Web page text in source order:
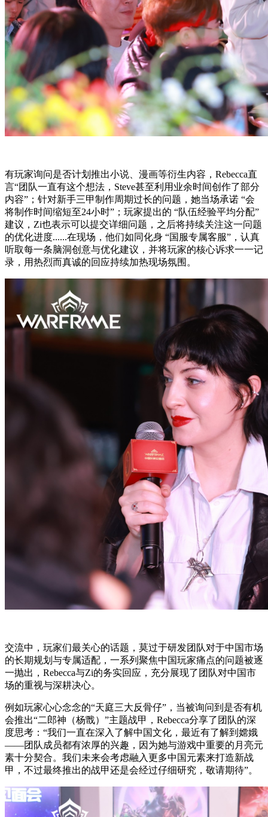
有玩家询问是否计划推出小说、漫画等衍生内容，Rebecca直
言“团队一直有这个想法，Steve甚至利用业余时间创作了部分
内容”；针对新手三甲制作周期过长的问题，她当场承诺 “会
将制作时间缩短至24小时”；玩家提出的 “队伍经验平均分配”
建议，Zi也表示可以提交详细问题，之后将持续关注这一问题
的优化进度......在现场，他们如同化身 “国服专属客服”，认真
听取每一条脑洞创意与优化建议，并将玩家的核心诉求一一记
录，用热烈而真诚的回应持续加热现场氛围。
交流中，玩家们最关心的话题，莫过于研发团队对于中国市场
的长期规划与专属适配，一系列聚焦中国玩家痛点的问题被逐
一抛出，Rebecca与Zi的务实回应，充分展现了团队对中国市
场的重视与深耕决心。
例如玩家心心念念的“天庭三大反骨仔”，当被询问到是否有机
会推出“二郎神（杨戬）”主题战甲，Rebecca分享了团队的深
度思考：“我们一直在深入了解中国文化，最近有了解到嫦娥
——团队成员都有浓厚的兴趣，因为她与游戏中重要的月亮元
素十分契合。我们未来会考虑融入更多中国元素来打造新战
甲，不过最终推出的战甲还是会经过仔细研究，敬请期待”。